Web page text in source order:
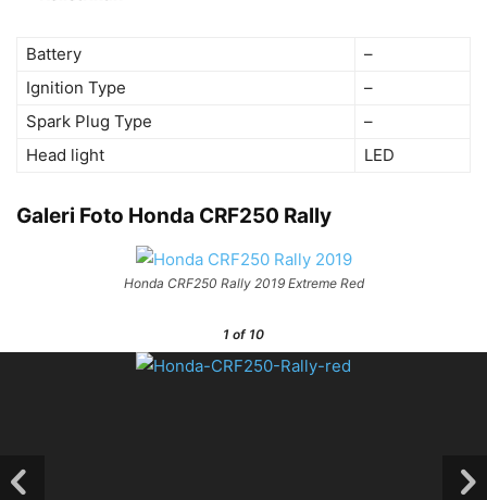
Battery
–
Ignition Type
–
Spark Plug Type
–
Head light
LED
Galeri Foto Honda CRF250 Rally
Honda CRF250 Rally 2019 Extreme Red
1 of 10